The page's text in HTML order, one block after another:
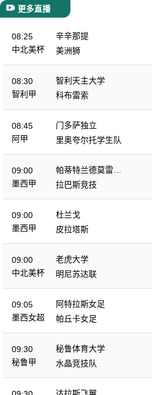
更多直播
08:25
中北美杯
辛辛那提
美洲狮
08:30
智利甲
智利天主大学
科布雷索
08:45
阿甲
门多萨独立
里奥夸尔托学生队
09:00
墨西甲
帕蒂特兰德莫雷洛
斯
拉巴斯竞技
09:00
墨西甲
杜兰戈
皮拉塔斯
09:00
中北美杯
老虎大学
明尼苏达联
09:05
墨西女超
阿特拉斯女足
帕丘卡女足
09:30
秘鲁甲
秘鲁体育大学
水晶竞技队
达拉斯飞翼